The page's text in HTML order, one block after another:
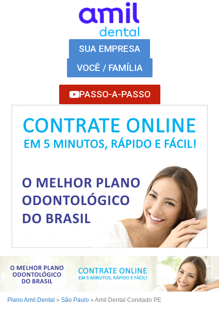
SUA EMPRESA
VOCÊ / FAMÍLIA
PASSO-A-PASSO
Plano Amil Dental » São Paulo » Amil Dental Condado PE